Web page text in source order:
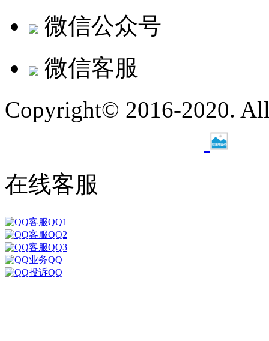
微信公众号
微信客服
Copyright© 2016-2020.
在线客服
客服QQ1
客服QQ2
客服QQ3
业务QQ
投诉QQ